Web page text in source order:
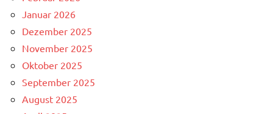
Januar 2026
Dezember 2025
November 2025
Oktober 2025
September 2025
August 2025